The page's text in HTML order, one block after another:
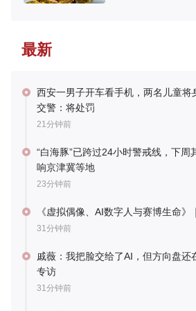
最新
西安一男子开车看手机，两名儿童将
交警：将处罚
21分钟前
“白海豚”已跨过24小时警戒线，下周
响京津冀等地
23分钟前
《虚拟偶像、AI数字人与赛博生命》
31分钟前
戚薇：我把脸交给了AI，但方向盘还
专访
31分钟前